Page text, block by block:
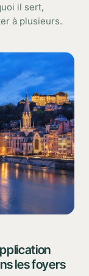
il sert,
à plusieurs.
les foyers